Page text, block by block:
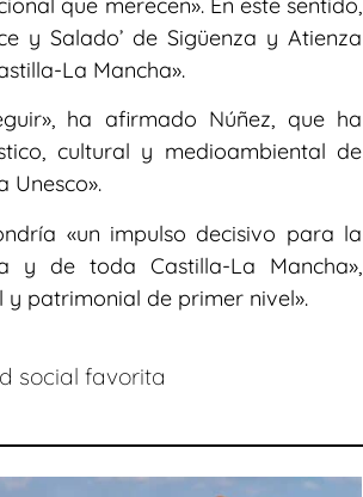
y Salado’ de Sigüenza y Atienza
La Mancha».
ha afirmado Núñez, que ha
cultural y medioambiental de
Unesco».
«un impulso decisivo para la
y de toda Castilla-La Mancha»,
patrimonial de primer nivel».
social favorita